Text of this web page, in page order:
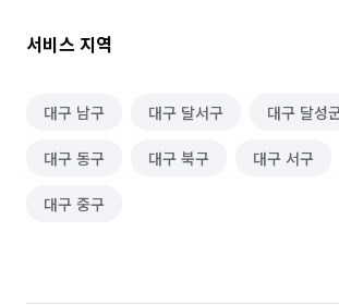
서비스 지역
대구 남구 대구 달서구 대구 달성
대구 동구 대구 북구 대구 서구
대구 중구